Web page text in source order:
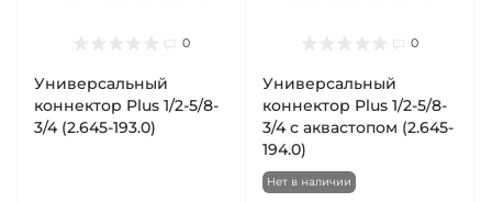
0
Универсальный
коннектор Plus 1/2-5/8-
3/4 (2.645-193.0)
0
Универсальный
коннектор Plus 1/2-5/8-
3/4 с аквастопом (2.645-
194.0)
Нет в наличии